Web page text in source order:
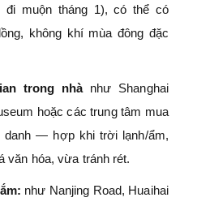
đi muộn tháng 1), có thể có
không khí mùa đông đặc
trong nhà như Shanghai
hoặc các trung tâm mua
danh — hợp khi trời lạnh/ẩm,
văn hóa, vừa tránh rét.
như Nanjing Road, Huaihai